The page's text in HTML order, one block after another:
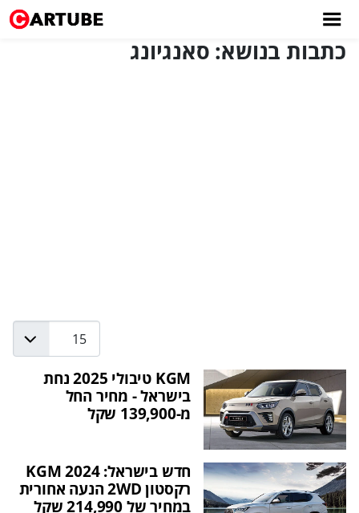
כתבות בנושא: סאנגיונג
KGM טיבולי 2025 נחת
בישראל - מחיר החל
מ-139,900 שקל
חדש בישראל: 2024 KGM
רקסטון 2WD הנעה אחורית
במחיר של 214,990 שקל